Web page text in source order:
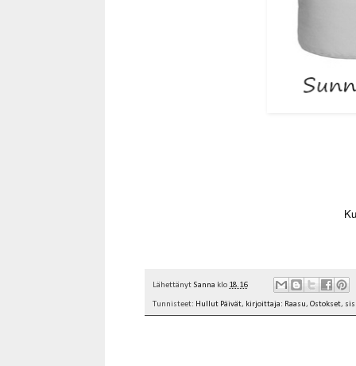
Lähettänyt Sanna klo 18.16
Tunnisteet: Hullut Päivät, kirjoittaja: Raasu, Ostokset,